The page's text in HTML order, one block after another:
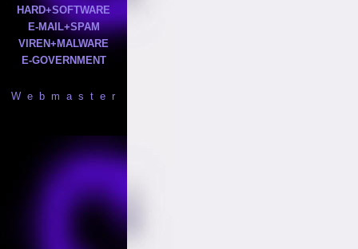
HARD+SOFTWARE
E-MAIL+SPAM
VIREN+MALWARE
E-GOVERNMENT
W e b m a s t e r